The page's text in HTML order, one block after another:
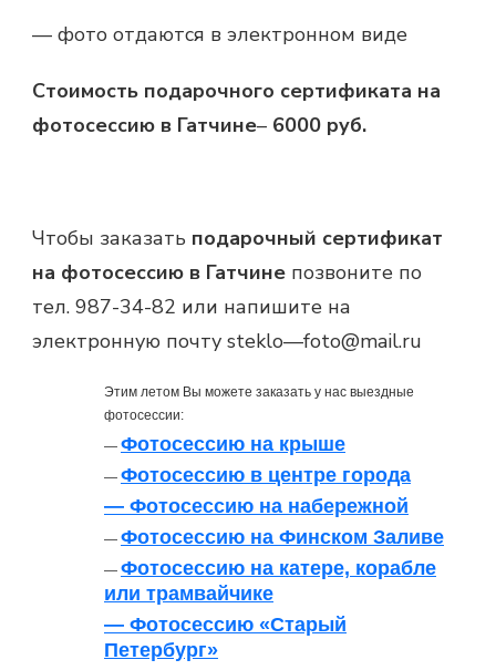
— фото отдаются в электронном виде
Стоимость подарочного сертификата на
фотосессию в Гатчине– 6000 руб.
Чтобы заказать подарочный сертификат
на фотосессию в Гатчине позвоните по
тел. 987-34-82 или напишите на
электронную почту steklo—foto@mail.ru
Этим летом Вы можете заказать у нас выездные
фотосессии:
— Фотосессию на крыше
— Фотосессию в центре города
— Фотосессию на набережной
— Фотосессию на Финском Заливе
— Фотосессию на катере, корабле
или трамвайчике
— Фотосессию «Старый
Петербург»